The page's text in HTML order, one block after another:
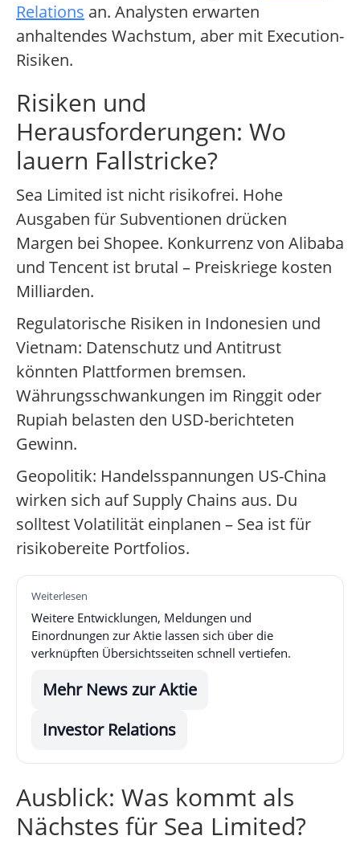
Relations an. Analysten erwarten
anhaltendes Wachstum, aber mit Execution-
Risiken.
Risiken und
Herausforderungen: Wo
lauern Fallstricke?
Sea Limited ist nicht risikofrei. Hohe
Ausgaben für Subventionen drücken
Margen bei Shopee. Konkurrenz von Alibaba
und Tencent ist brutal – Preiskriege kosten
Milliarden.
Regulatorische Risiken in Indonesien und
Vietnam: Datenschutz und Antitrust
könnten Plattformen bremsen.
Währungsschwankungen im Ringgit oder
Rupiah belasten den USD-berichteten
Gewinn.
Geopolitik: Handelsspannungen US-China
wirken sich auf Supply Chains aus. Du
solltest Volatilität einplanen – Sea ist für
risikobereite Portfolios.
Weiterlesen
Weitere Entwicklungen, Meldungen und
Einordnungen zur Aktie lassen sich über die
verknüpften Übersichtsseiten schnell vertiefen.
Mehr News zur Aktie
Investor Relations
Ausblick: Was kommt als
Nächstes für Sea Limited?